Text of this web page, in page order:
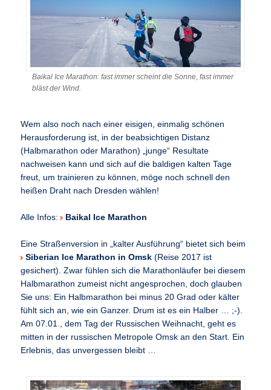
Baikal Ice Marathon: fast immer scheint die Sonne, fast immer
bläst der Wind.
Wem also noch nach einer eisigen, einmalig schönen
Herausforderung ist, in der beabsichtigen Distanz
(Halbmarathon oder Marathon) „junge“ Resultate
nachweisen kann und sich auf die baldigen kalten Tage
freut, um trainieren zu können, möge noch schnell den
heißen Draht nach Dresden wählen!
Alle Infos: Baikal Ice Marathon
Eine Straßenversion in „kalter Ausführung“ bietet sich beim
Siberian Ice Marathon in Omsk (Reise 2017 ist
gesichert). Zwar fühlen sich die Marathonläufer bei diesem
Halbmarathon zumeist nicht angesprochen, doch glauben
Sie uns: Ein Halbmarathon bei minus 20 Grad oder kälter
fühlt sich an, wie ein Ganzer. Drum ist es ein Halber … ;-).
Am 07.01., dem Tag der Russischen Weihnacht, geht es
mitten in der russischen Metropole Omsk an den Start. Ein
Erlebnis, das unvergessen bleibt …